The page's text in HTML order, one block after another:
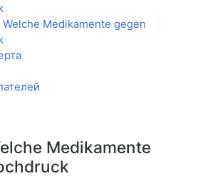
Medikamente gegen
Medikamente